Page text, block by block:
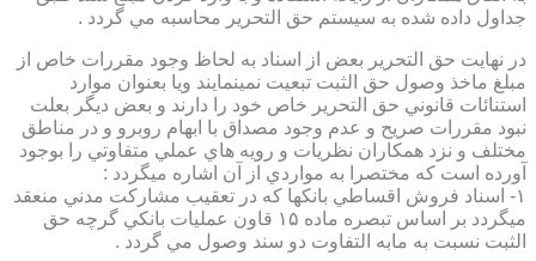
جداول داده شده به سيستم حق التحرير محاسبه مي گردد .
در نهايت حق التحرير بعض از اسناد به لحاظ وجود مقررات خاص از
مبلغ ماخذ وصول حق الثبت تبعيت نمينمايند ويا بعنوان موارد
استنائات قانوني حق التحرير خاص خود را دارند و بعض ديگر بعلت
نبود مقررات صريح و عدم وجود مصداق با ابهام روبرو و در مناطق
مختلف و نزد همكاران نظريات و رويه هاي عملي متفاوتي را بوجود
آورده است كه مختصرا به مواردي از آن اشاره ميگردد :
۱- اسناد فروش اقساطي بانكها كه در تعقيب مشاركت مدني منعقد
ميگردد بر اساس تبصره ماده ۱۵ قاون عمليات بانكي گرچه حق
الثبت نسبت به مابه التفاوت دو سند وصول مي گردد .